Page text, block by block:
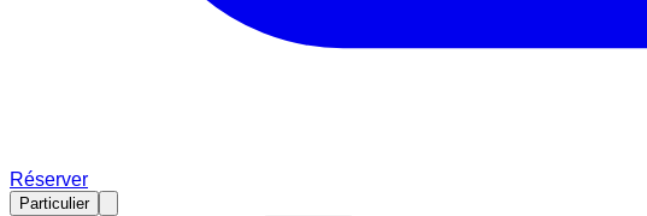
Réserver
Particulier